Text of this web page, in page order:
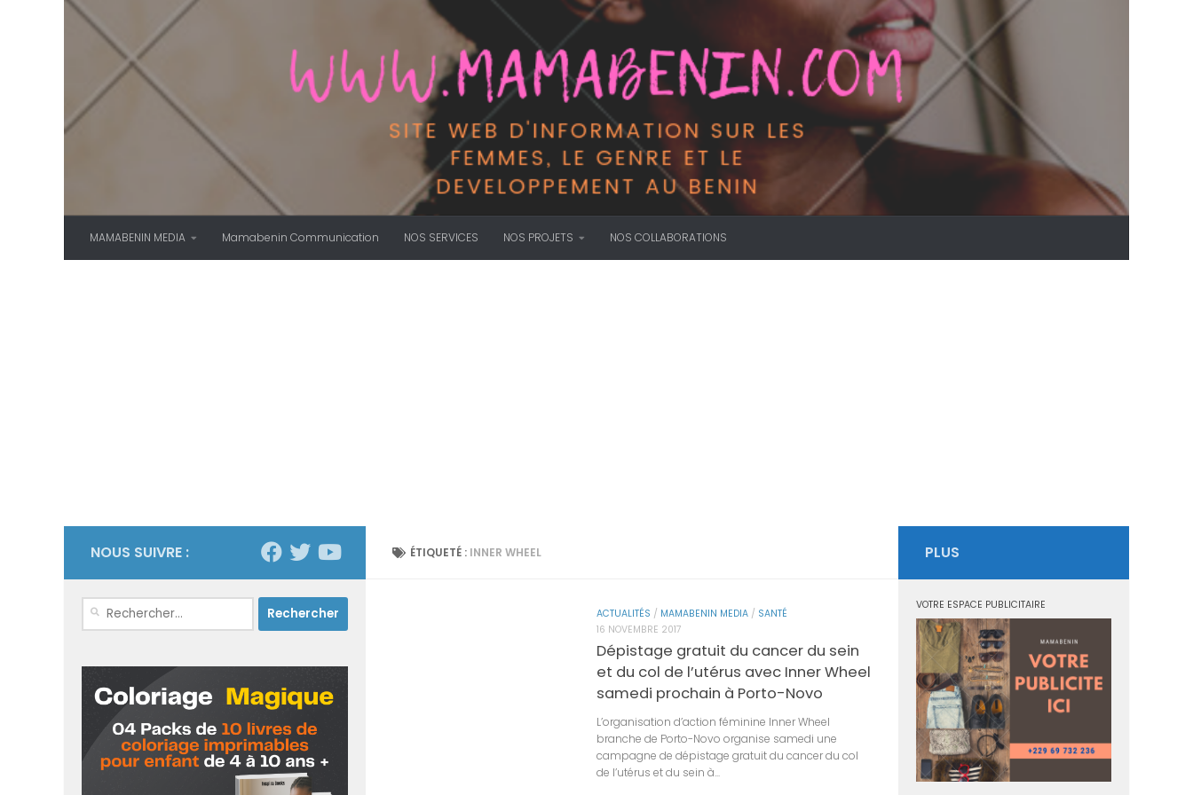
Skip to content
MAMABENIN MEDIA Mamabenin Communication NOS SERVICES NOS PROJETS NOS COLLABORATIONS
ÉTIQUETÉ : INNER WHEEL
ACTUALITÉS / MAMABENIN MEDIA / SANTÉ
16 NOVEMBRE 2017
Dépistage gratuit du cancer du sein
et du col de l’utérus avec Inner Wheel
samedi prochain à Porto-Novo
L’organisation d’action féminine Inner Wheel
branche de Porto-Novo organise samedi une
campagne de dépistage gratuit du cancer du col
de l’utérus et du sein à...
NOUS SUIVRE :
Rechercher :
PLUS
VOTRE ESPACE PUBLICITAIRE